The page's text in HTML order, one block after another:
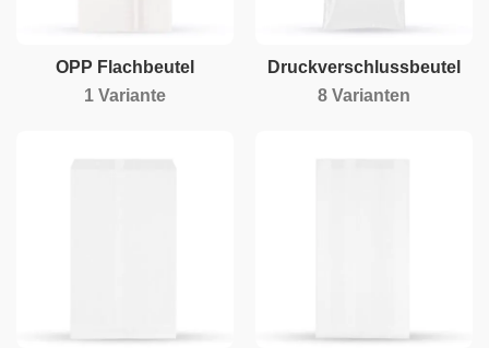
OPP Flachbeutel
1 Variante
Druckverschlussbeutel
8 Varianten